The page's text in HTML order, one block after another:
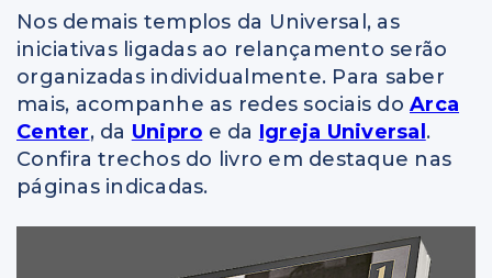
Nos demais templos da Universal, as
iniciativas ligadas ao relançamento serão
organizadas individualmente. Para saber
mais, acompanhe as redes sociais do Arca
Center, da Unipro e da Igreja Universal .
Confira trechos do livro em destaque nas
páginas indicadas.